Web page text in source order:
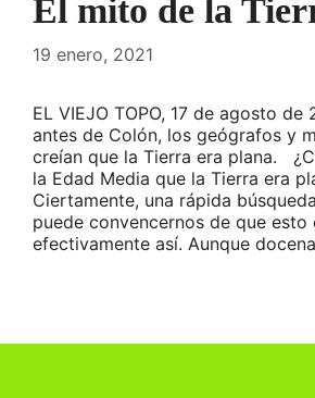
El mito de la
19 enero, 2021
EL VIEJO TOPO, 17 de agosto
antes de Colón, los geógrafos y
creían que la Tierra era plana.
la Edad Media que la Tierra era
Ciertamente, una rápida
puede convencernos de que esto
efectivamente así. Aunque